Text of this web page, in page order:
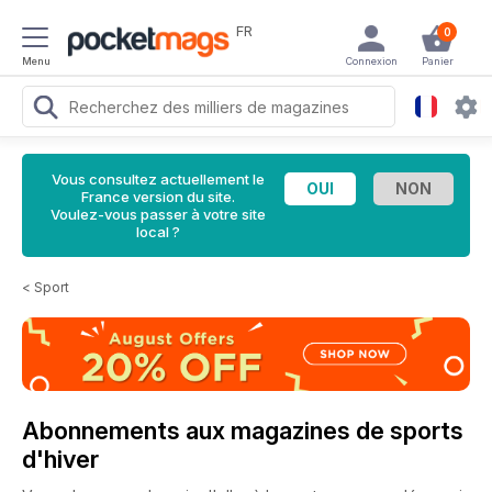
Menu
FR 0
Panier
Connexion
Vous consultez actuellement le
France version du site.
Voulez-vous passer à votre site
local ?
< Sport
Abonnements aux magazines de sports
d'hiver